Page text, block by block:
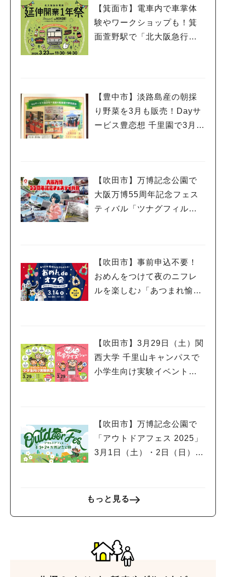
【箕面市】電車内で車掌体
験やワークショップも！箕
面萱野駅で「北大阪急行電
【豊中市】淡路島産の朝採
り野菜を3月も販売！Dayサ
ービス豊恋想 千里園で3月8
【吹田市】万博記念公園で
大阪万博55周年記念フェス
ティバル「ツナグフィルム1
【吹田市】事前申込不要！
おめんをつけて夜のニフレ
ルを楽しむ♪「あつまれ愉快
【吹田市】3月29日（土）関
西大学 千里山キャンパスで
小学生向け実験イベント、
【吹田市】万博記念公園で
「アウトドアフェス 2025」
3月1日（土）・2日（日）開
も同時開催
もっと見る